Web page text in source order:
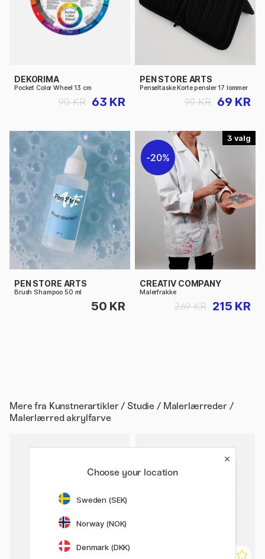
DEKORIMA
Pocket Color Wheel 13 cm
63 KR
90 KR
PEN STORE ARTS
Penseltaske Korte pensler 17 lommer
69 KR
99 KR
PEN STORE ARTS
Brush Shampoo 50 ml
50 KR
3
20%
CREATIV COMPANY
Malerfrakke
215 KR
269 KR
Mere fra Kunstnerartikler / Studie / Malerlærreder /
Malerlærred akrylfarve
Choose your location
Sweden (SEK)
Norway (NOK)
Denmark (DKK)